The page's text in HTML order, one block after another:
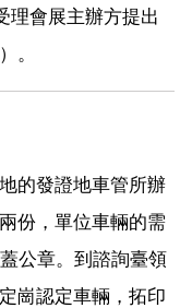
理會展主辦方提出
。
的發證地車管所辦
份，單位車輛的需
公章。到諮詢臺領
崗認定車輛，拓印